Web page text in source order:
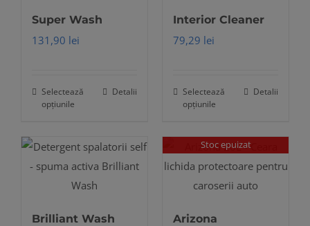
în
pagina
Super Wash
131,90 lei
Selectează
opțiunile
Acest
mai
multe
variații.
Detalii
Interior Cleaner
79,29 lei
Selectează
opțiunile
Acest
mai
multe
variații.
Detalii
Brilliant Wash
Stoc epuizat
Arizona